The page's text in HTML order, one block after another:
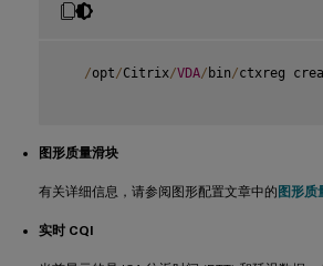
/opt/Citrix/VDA/ bin/ctxreg
图形质量滑块
有关详细信息，请参阅图形配置文章中的 图形质
实时 CQI